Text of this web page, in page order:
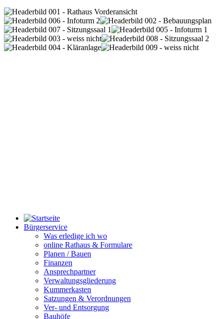
Bürgerservice
Was erledige ich wo
online Rathaus & Formulare
Planen / Bauen
Finanzen
Ansprechpartner
Verwaltungsgliederung
Kummerkasten
Satzungen & Verordnungen
Ver- und Entsorgung
Bauhöfe